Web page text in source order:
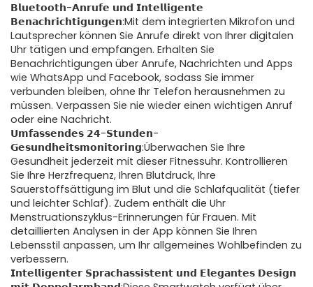
𝗕𝗹𝘂𝗲𝘁𝗼𝗼𝘁𝗵-𝗔𝗻𝗿𝘂𝗳𝗲 𝘂𝗻𝗱 𝗜𝗻𝘁𝗲𝗹𝗹𝗶𝗴𝗲𝗻𝘁𝗲
𝗕𝗲𝗻𝗮𝗰𝗵𝗿𝗶𝗰𝗵𝘁𝗶𝗴𝘂𝗻𝗴𝗲𝗻:Mit dem integrierten Mikrofon und
Lautsprecher können Sie Anrufe direkt von Ihrer digitalen
Uhr tätigen und empfangen. Erhalten Sie
Benachrichtigungen über Anrufe, Nachrichten und Apps
wie WhatsApp und Facebook, sodass Sie immer
verbunden bleiben, ohne Ihr Telefon herausnehmen zu
müssen. Verpassen Sie nie wieder einen wichtigen Anruf
oder eine Nachricht.
𝗨𝗺𝗳𝗮𝘀𝘀𝗲𝗻𝗱𝗲𝘀 𝟮𝟰-𝗦𝘁𝘂𝗻𝗱𝗲𝗻-
𝗚𝗲𝘀𝘂𝗻𝗱𝗵𝗲𝗶𝘁𝘀𝗺𝗼𝗻𝗶𝘁𝗼𝗿𝗶𝗻𝗴:Überwachen Sie Ihre
Gesundheit jederzeit mit dieser Fitnessuhr. Kontrollieren
Sie Ihre Herzfrequenz, Ihren Blutdruck, Ihre
Sauerstoffsättigung im Blut und die Schlafqualität (tiefer
und leichter Schlaf). Zudem enthält die Uhr
Menstruationszyklus-Erinnerungen für Frauen. Mit
detaillierten Analysen in der App können Sie Ihren
Lebensstil anpassen, um Ihr allgemeines Wohlbefinden zu
verbessern.
𝗜𝗻𝘁𝗲𝗹𝗹𝗶𝗴𝗲𝗻𝘁𝗲𝗿 𝗦𝗽𝗿𝗮𝗰𝗵𝗮𝘀𝘀𝗶𝘀𝘁𝗲𝗻𝘁 𝘂𝗻𝗱 𝗘𝗹𝗲𝗴𝗮𝗻𝘁𝗲𝘀 𝗗𝗲𝘀𝗶𝗴𝗻